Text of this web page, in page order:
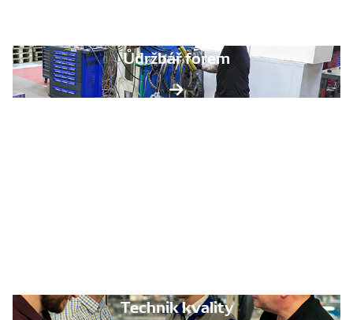
Ůdržbář forem
Technik kvality